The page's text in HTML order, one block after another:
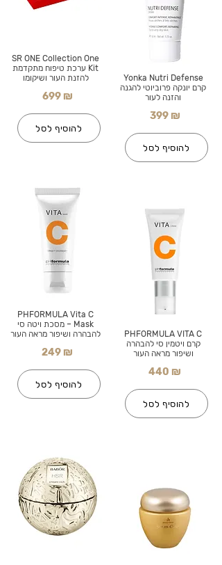
SR ONE Collection One
Kit ערכת טיפוח מתקדמת
להזנת העור ושיקומו
699 ₪
להוסיף לסל
PHFORMULA Vita C
Mask – מסכת ויטה סי
להבהרה ושיפור מראה העור
249 ₪
להוסיף לסל
Yonka Nutri Defense
קרם יונקה פרוביוטי להגנה
והזנה לעור
399 ₪
להוסיף לסל
PHFORMULA VITA C
קרם ויטמין סי להבהרה
ושיפור מראה העור
440 ₪
להוסיף לסל